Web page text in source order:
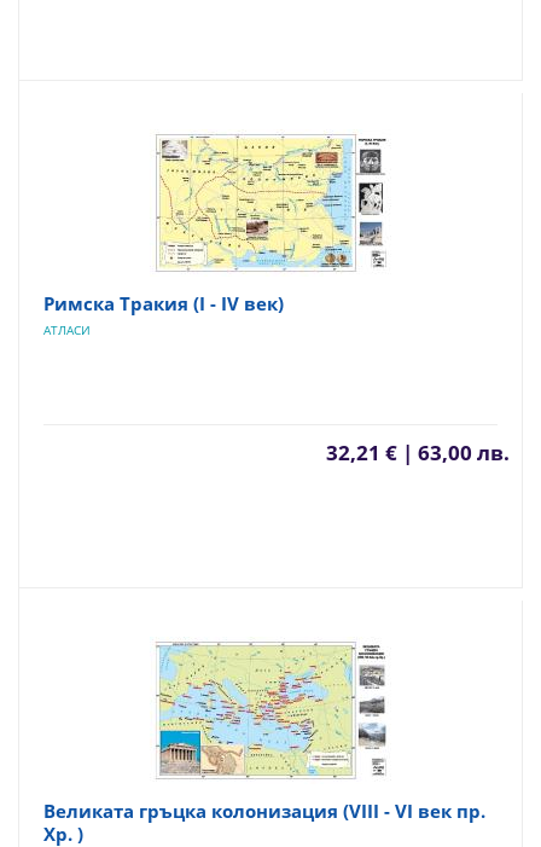
Римска Тракия (І - ІV век)
АТЛАСИ
32,21 € | 63,00 лв.
Великата гръцка колонизация (VІІІ - VІ век пр.
Хр. )